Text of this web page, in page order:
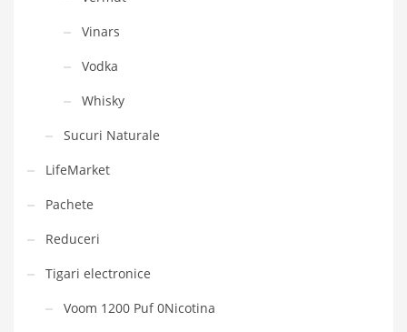
Vinars
Vodka
Whisky
Sucuri Naturale
LifeMarket
Pachete
Reduceri
Tigari electronice
Voom 1200 Puf 0Nicotina